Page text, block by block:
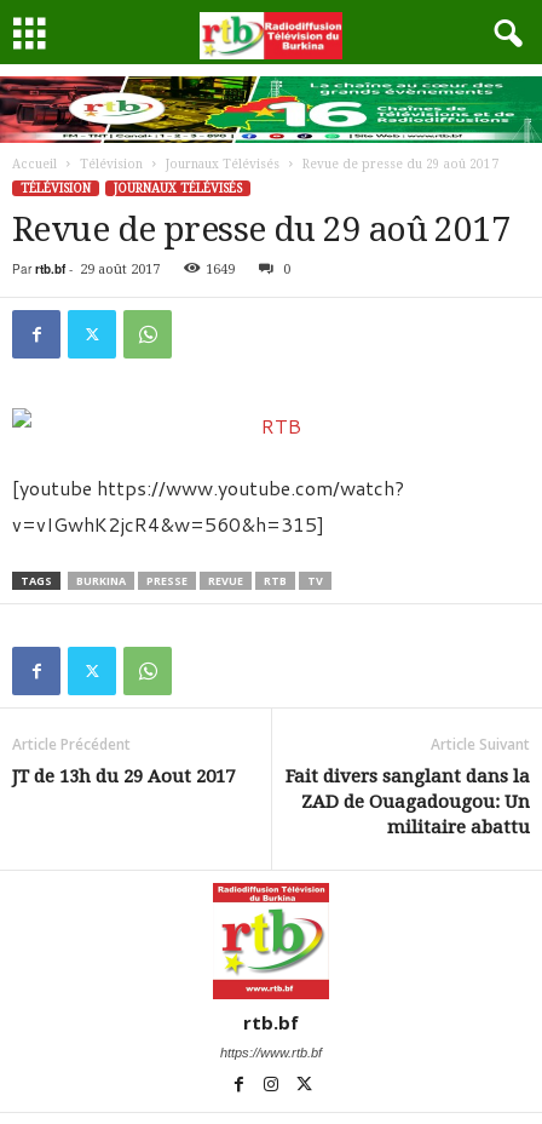
Accueil Télévision Journaux Télévisés
Revue de presse du 29 aoû 2017
TÉLÉVISION
JOURNAUX TÉLÉVISÉS
Revue de presse du 29 aoû 2017
Par rtb.bf- 29 août 2017 1649 0
[youtube https://www.youtube.com/watch?
v=vIGwhK2jcR4&w=560&h=315]
TAGS BURKINA PRESSE REVUE RTB TV
Article Précédent
JT de 13h du 29 Aout 2017
Article Suivant
Fait divers sanglant dans la
ZAD de Ouagadougou: Un
militaire abattu
rtb.bf
https://www.rtb.bf